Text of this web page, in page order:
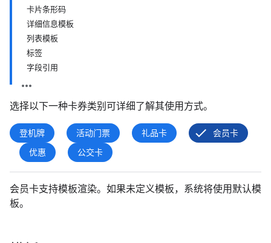
卡片条形码
详细信息模板
列表模板
标签
字段引用
选择以下一种卡券类别可详细了解其使用方式。
登机牌 活动门票 礼品卡
会员卡
优惠
公交卡
会员卡支持模板渲染。如果未定义模板，系统将使用默认模
板。